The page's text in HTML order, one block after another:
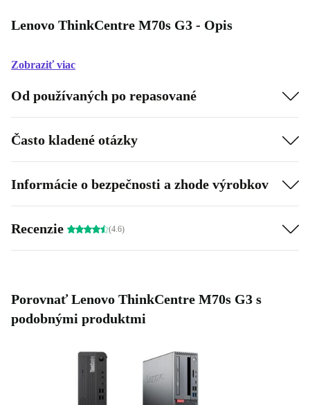
Lenovo ThinkCentre M70s G3 - Opis
Zobraziť viac
Od používaných po repasované
Často kladené otázky
Informácie o bezpečnosti a zhode výrobkov
Recenzie (4.6)
Porovnať Lenovo ThinkCentre M70s G3 s
podobnými produktmi